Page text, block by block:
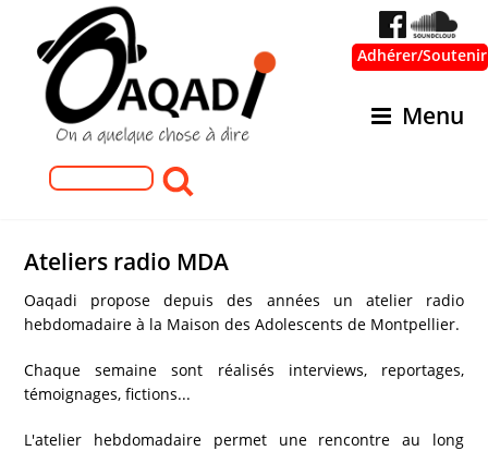
Menu
Adhérer/Soutenir
Formulaire de recherche
Rechercher
Ateliers radio MDA
Oaqadi propose depuis des années un atelier radio
hebdomadaire à la Maison des Adolescents de Montpellier.
Chaque semaine sont réalisés interviews, reportages,
témoignages, fictions...
L'atelier hebdomadaire permet une rencontre au long